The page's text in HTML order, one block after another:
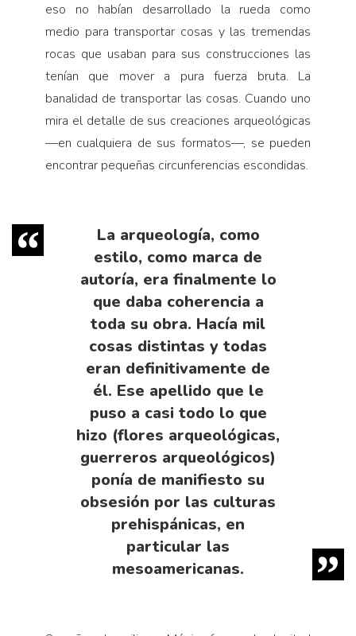
eso no habían desarrollado la rueda como
medio para transportar cosas y las tremendas
rocas que usaban para sus construcciones las
tenían que mover a pura fuerza bruta. La
banalidad de transportar las cosas. Cuando uno
mira el detalle de sus creaciones arqueológicas
—en cualquiera de sus formatos—, se pueden
encontrar pequeñas circunferencias escondidas.
La arqueología, como
estilo, como marca de
autoría, era finalmente lo
que daba coherencia a
toda su obra. Hacía mil
cosas distintas y todas
eran definitivamente de
él. Ese apellido que le
puso a casi todo lo que
hizo (flores arqueológicas,
guerreros arqueológicos)
ponía de manifiesto su
obsesión por las culturas
prehispánicas, en
particular las
mesoamericanas.